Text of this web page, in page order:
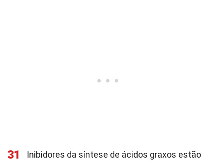
31
Inibidores da síntese de ácidos graxos estão